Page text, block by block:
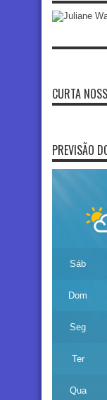
CURTA
PREVISÃO
Sáb
Dom
Seg
Ter
Qua